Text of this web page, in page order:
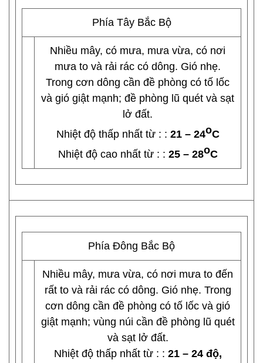
Phía Tây Bắc Bộ
Nhiều mây, có mưa, mưa vừa, có nơi
mưa to và rải rác có dông. Gió nhẹ.
Trong cơn dông cần đề phòng có tố lốc
và gió giật mạnh; đề phòng lũ quét và sạt
lở đất.
Nhiệt độ thấp nhất từ : : 21 – 24oC
Nhiệt độ cao nhất từ : : 25 – 28oC
Phía Đông Bắc Bộ
Nhiều mây, mưa vừa, có nơi mưa to đến
rất to và rải rác có dông. Gió nhẹ. Trong
cơn dông cần đề phòng có tố lốc và gió
giật mạnh; vùng núi cần đề phòng lũ quét
và sạt lở đất.
Nhiệt độ thấp nhất từ : : 21 – 24 độ,